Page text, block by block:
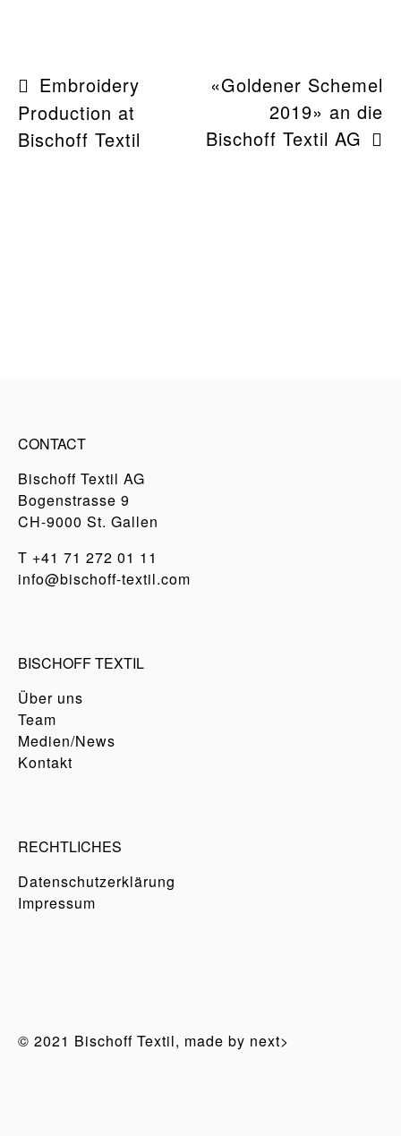
BEITRAGSNAVIGATION
Embroidery
Production at
Bischoff Textil
«Goldener Schemel
2019» an die
Bischoff Textil AG
CONTACT
Bischoff Textil AG
Bogenstrasse 9
CH-9000 St. Gallen
T +41 71 272 01 11
info@bischoff-textil.com
BISCHOFF TEXTIL
Über uns
Team
Medien/News
Kontakt
RECHTLICHES
Datenschutzerklärung
Impressum
© 2021 Bischoff Textil, made by next>